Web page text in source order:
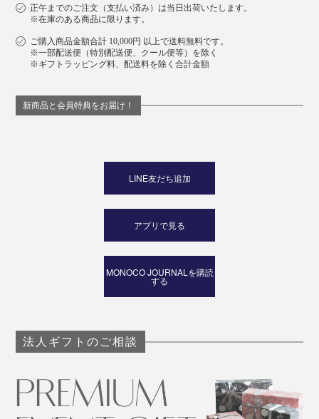
きが楽しくなります。
り、蓋を開けたりする際にミトン代わりにもなってくれ
漆や箔塗装の工芸品もやさしくお手入れできるスグレモ
正午までのご注文（支払い済み）は当日出荷いたします。
※在庫のある商品に限ります。
ご購入商品金額合計 10,000円 以上で送料無料です。
※一部配送便（特別配送便、クール便等）を除く
※ギフトラッピング料、配送料を除く合計金額
新商品と会員特典をお届け！
LINE友だち追加
アプリで見る
MONOCO JOURNALを購読
する
法人ギフトのご相談